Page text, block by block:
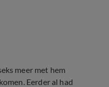
meer met hem
Eerder al had